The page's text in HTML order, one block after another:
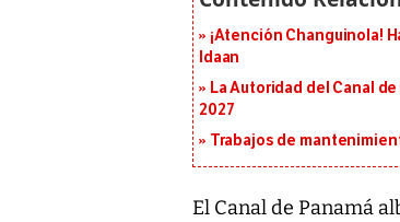
¡Atención Changuinola!
Idaan
La Autoridad del Canal
2027
Trabajos de
El Canal de Panamá